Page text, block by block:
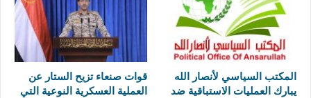
المكتب السياسي لأنصار الله
يبارك العمليات الاستباقية ضد
قوات صنعاء تزيح الستار عن
العملية العسكرية النوعية التي